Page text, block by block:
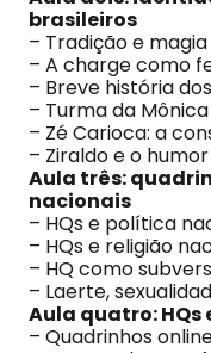
brasileiros
– Tradição e
– A charge como
– Breve história
– Turma da
– Zé Carioca: a
– Ziraldo e o
Aula três:
nacionais
– HQs e política
– HQs e religião
– HQ como
– Laerte,
Aula quatro:
– Quadrinhos